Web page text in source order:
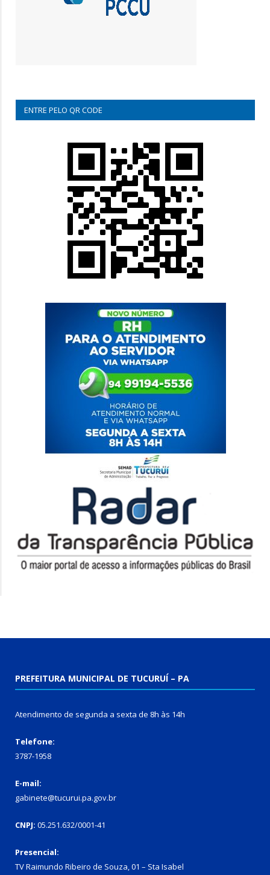
ENTRE PELO QR CODE
PREFEITURA MUNICIPAL DE TUCURUÍ – PA
Atendimento de segunda a sexta de 8h às 14h
Telefone:
3787-1958
E-mail:
gabinete@tucurui.pa.gov.br
CNPJ: 05.251.632/0001-41
Presencial:
TV Raimundo Ribeiro de Souza, 01 – Sta Isabel